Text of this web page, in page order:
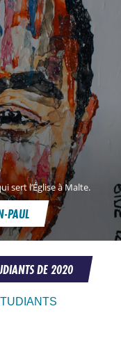
sert l’Église à Malte.
PAUL
DE 2020